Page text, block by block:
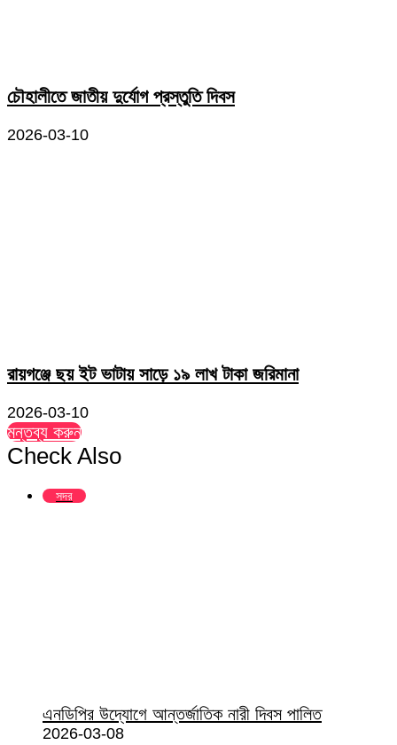
চৌহালীতে জাতীয় দুর্যোগ প্রস্তুতি দিবস
2026-03-10
রায়গঞ্জে ছয় ইট ভাটায় সাড়ে ১৯ লাখ টাকা জরিমানা
2026-03-10
মন্তব্য করুন
Check Also
সদর
এনডিপির উদ্যোগে আন্তর্জাতিক নারী দিবস পালিত
2026-03-08